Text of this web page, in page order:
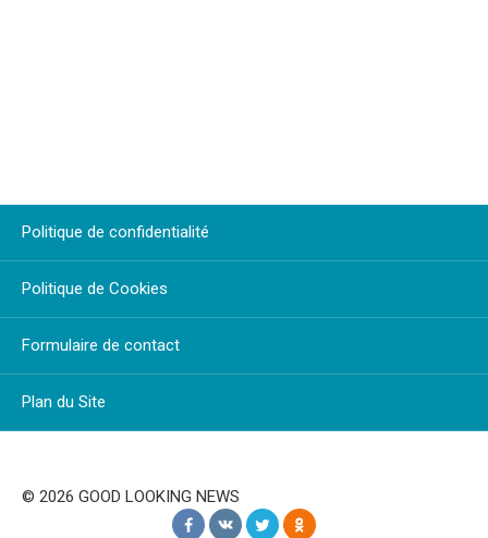
Politique de confidentialité
Politique de Cookies
Formulaire de contact
Plan du Site
© 2026 GOOD LOOKING NEWS